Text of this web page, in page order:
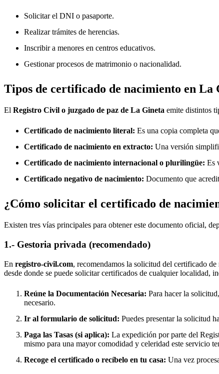
Solicitar el DNI o pasaporte.
Realizar trámites de herencias.
Inscribir a menores en centros educativos.
Gestionar procesos de matrimonio o nacionalidad.
Tipos de certificado de nacimiento en La
El Registro Civil o juzgado de paz de La Gineta emite distintos
Certificado de nacimiento literal: Es una copia completa
Certificado de nacimiento en extracto: Una versión
Certificado de nacimiento internacional o plurilingüe: Es
Certificado negativo de nacimiento: Documento que
¿Cómo solicitar el certificado de
Existen tres vías principales para obtener este documento oficial,
1.- Gestoria privada (recomendado)
En registro-civil.com, recomendamos la solicitud del certificado
desde donde se puede solicitar certificados de cualquier localidad,
Reúne la Documentación Necesaria: Para hacer la
necesario.
Ir al formulario de solicitud: Puedes presentar la solicitud
Paga las Tasas (si aplica): La expedición por parte del
mismo para una mayor comodidad y celeridad este servicio
Recoge el certificado o recíbelo en tu casa: Una vez